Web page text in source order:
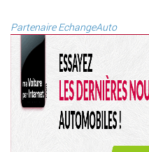
Partenaire EchangeAuto